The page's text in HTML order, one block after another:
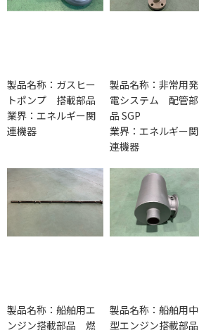
製品名称：ガスヒー
トポンプ 搭載部品
業界：エネルギー関
連機器
製品名称：非常用発
電システム 配管部
品 SGP
業界：エネルギー関
連機器
製品名称：船舶用エ
ンジン搭載部品 燃
製品名称：船舶用中
型エンジン搭載部品